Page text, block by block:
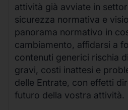
attività già avviate in
sicurezza normativa e
panorama normativo in
cambiamento, affidarsi a
contenuti generici rischia
gravi, costi inattesi e
delle Entrate, con effetti
futuro della vostra attività.